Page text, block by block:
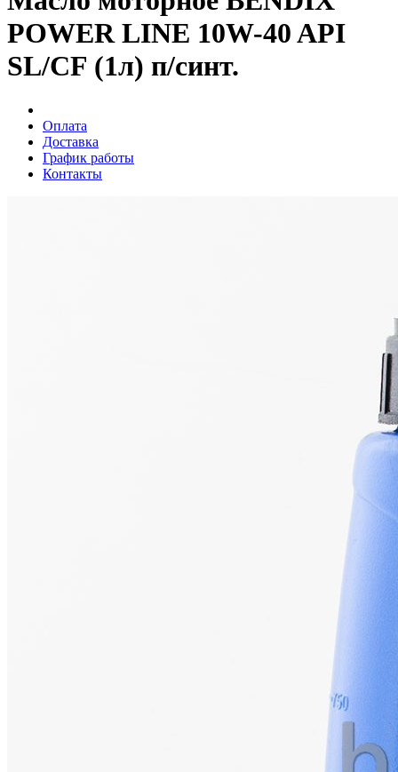
POWER LINE 10W-40 API
SL/CF (1л) п/синт.
Оплата
Доставка
График работы
Контакты